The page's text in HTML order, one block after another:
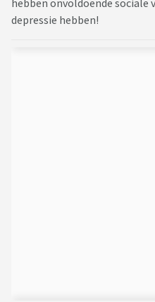
hebben onvoldoende sociale
depressie hebben!